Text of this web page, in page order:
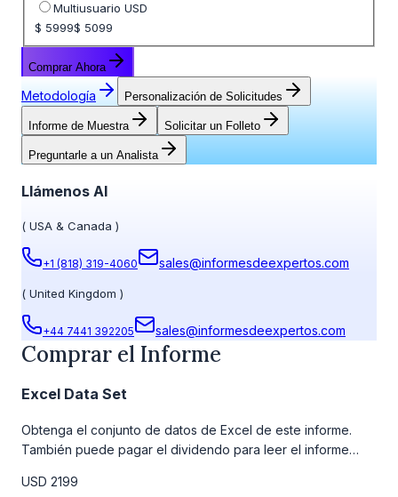
Multiusuario USD
$ 5999$ 5099
Comprar Ahora
Metodología Personalización de Solicitudes
Informe de Muestra Solicitar un Folleto
Preguntarle a un Analista
Llámenos Al
( USA & Canada )
+1 (818) 319-4060 sales@informesdeexpertos.com
( United Kingdom )
+44 7441 392205 sales@informesdeexpertos.com
Comprar el Informe
Excel Data Set
Obtenga el conjunto de datos de Excel de este informe.
También puede pagar el dividendo para leer el informe
la tabla de precios a continuación.
USD 2199